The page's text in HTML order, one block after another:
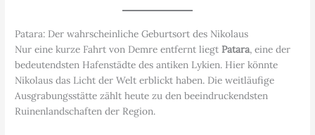
Patara: Der wahrscheinliche Geburtsort des Nikolaus
Nur eine kurze Fahrt von Demre entfernt liegtPatara, eine der
bedeutendsten Hafenstädte des antiken Lykien. Hier könnte
Nikolaus das Licht der Welt erblickt haben. Die weitläufige
Ausgrabungsstätte zählt heute zu den beeindruckendsten
Ruinenlandschaften der Region.